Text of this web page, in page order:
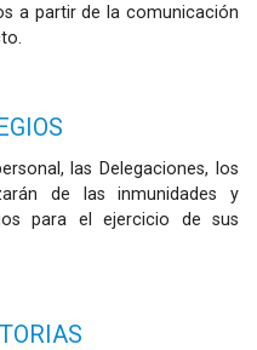
a partir de la comunicación
las Delegaciones, los
de las inmunidades y
para el ejercicio de sus